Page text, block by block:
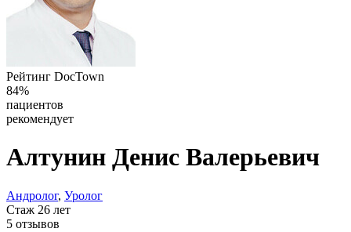
Рейтинг DocTown
84%
пациентов
рекомендует
Алтунин Денис Валерьевич
Андролог, Уролог
Стаж 26 лет
5 отзывов